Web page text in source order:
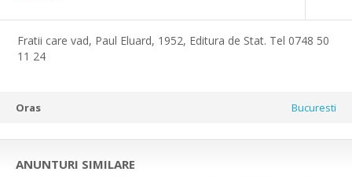
Fratii care vad, Paul Eluard, 1952, Editura de Stat. Tel 0748 50
11 24
Oras Bucuresti
ANUNTURI SIMILARE